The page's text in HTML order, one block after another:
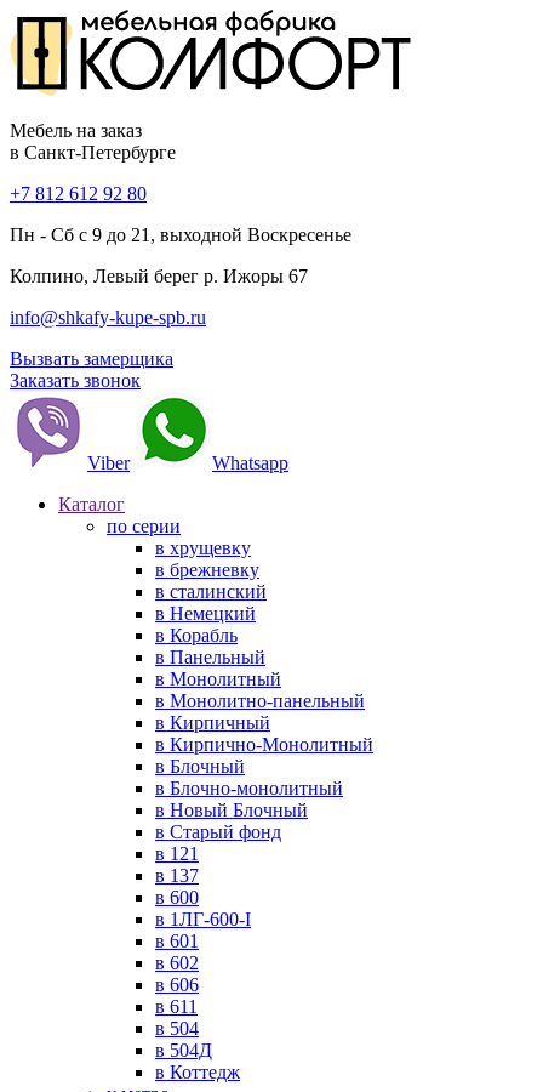
Мебель на заказ
в Санкт-Петербурге
+7 812 612 92 80
Пн - Сб с 9 до 21, выходной Воскресенье
Колпино, Левый берег р. Ижоры 67
info@shkafy-kupe-spb.ru
Вызвать замерщика
Заказать звонок
Viber
Whatsapp
Каталог
по серии
в хрущевку
в брежневку
в сталинский
в Немецкий
в Корабль
в Панельный
в Монолитный
в Монолитно-панельный
в Кирпичный
в Кирпично-Монолитный
в Блочный
в Блочно-монолитный
в Новый Блочный
в Старый фонд
в 121
в 137
в 600
в 1ЛГ-600-I
в 601
в 602
в 606
в 611
в 504
в 504Д
в Коттедж